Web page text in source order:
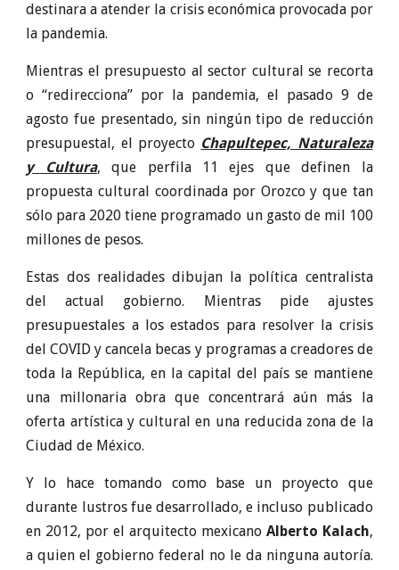
destinara a atender la crisis económica provocada por
la pandemia.
Mientras el presupuesto al sector cultural se recorta
o “redirecciona” por la pandemia, el pasado 9 de
agosto fue presentado, sin ningún tipo de reducción
presupuestal, el proyecto Chapultepec, Naturaleza
y Cultura, que perfila 11 ejes que definen la
propuesta cultural coordinada por Orozco y que tan
sólo para 2020 tiene programado un gasto de mil 100
millones de pesos.
Estas dos realidades dibujan la política centralista
del actual gobierno. Mientras pide ajustes
presupuestales a los estados para resolver la crisis
del COVID y cancela becas y programas a creadores de
toda la República, en la capital del país se mantiene
una millonaria obra que concentrará aún más la
oferta artística y cultural en una reducida zona de la
Ciudad de México.
Y lo hace tomando como base un proyecto que
durante lustros fue desarrollado, e incluso publicado
en 2012, por el arquitecto mexicano Alberto Kalach,
a quien el gobierno federal no le da ninguna autoría.